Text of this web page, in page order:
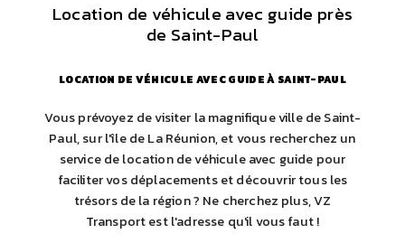
Location de véhicule avec guide près
de Saint-Paul
LOCATION DE VÉHICULE AVEC GUIDE À SAINT-PAUL
Vous prévoyez de visiter la magnifique ville de Saint-
Paul, sur l'île de La Réunion, et vous recherchez un
service de location de véhicule avec guide pour
faciliter vos déplacements et découvrir tous les
trésors de la région ? Ne cherchez plus, VZ
Transport est l'adresse qu'il vous faut !